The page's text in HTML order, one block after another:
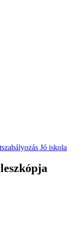
Jó iskola